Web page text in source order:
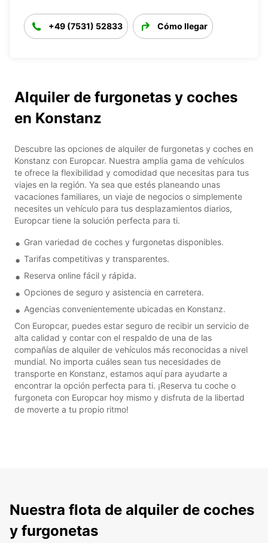
+49 (7531) 52833 Cómo llegar
Alquiler de furgonetas y coches
en Konstanz
Descubre las opciones de alquiler de furgonetas y coches en
Konstanz con Europcar. Nuestra amplia gama de vehículos
te ofrece la flexibilidad y comodidad que necesitas para tus
viajes en la región. Ya sea que estés planeando unas
vacaciones familiares, un viaje de negocios o simplemente
necesites un vehículo para tus desplazamientos diarios,
Europcar tiene la solución perfecta para ti.
Gran variedad de coches y furgonetas disponibles.
Tarifas competitivas y transparentes.
Reserva online fácil y rápida.
Opciones de seguro y asistencia en carretera.
Agencias convenientemente ubicadas en Konstanz.
Con Europcar, puedes estar seguro de recibir un servicio de
alta calidad y contar con el respaldo de una de las
compañías de alquiler de vehículos más reconocidas a nivel
mundial. No importa cuáles sean tus necesidades de
transporte en Konstanz, estamos aquí para ayudarte a
encontrar la opción perfecta para ti. ¡Reserva tu coche o
furgoneta con Europcar hoy mismo y disfruta de la libertad
de moverte a tu propio ritmo!
Nuestra flota de alquiler de coches
y furgonetas